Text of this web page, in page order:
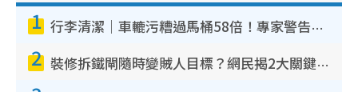
1 行李清潔｜車轆污糟過馬桶58倍！專家警告忌用酒精抹 教1招免污手除菌
2 裝修拆鐵閘隨時變賊人目標？網民揭2大關鍵用途：裝新式等於白裝？附新舊鐵閘分別